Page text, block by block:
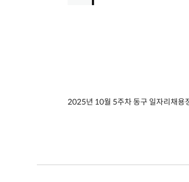
2025년 10월 5주차 동구 일자리채용